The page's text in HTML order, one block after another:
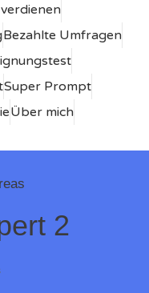
Bezahlte Umfragen
Super Prompt
Über mich
2